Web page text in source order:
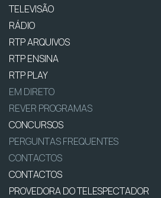
TELEVISÃO
RÁDIO
RTP ARQUIVOS
RTP ENSINA
RTP PLAY
EM DIRETO
REVER PROGRAMAS
CONCURSOS
PERGUNTAS FREQUENTES
CONTACTOS
CONTACTOS
PROVEDORA DO TELESPECTADOR